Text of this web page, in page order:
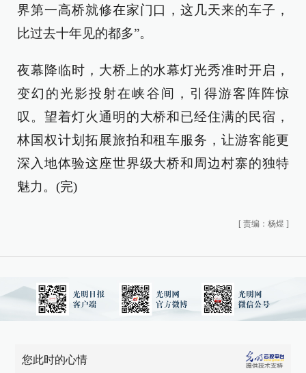
界第一高桥就修在家门口，这几天来的车子，
比过去十年见的都多”。
夜幕降临时，大桥上的水幕灯光秀准时开启，
变幻的光影投射在峡谷间，引得游客阵阵惊
叹。望着灯火通明的大桥和已经住满的民宿，
林国权计划拓展旅拍和租车服务，让游客能更
深入地体验这座世界级大桥和周边村寨的独特
魅力。(完)
[ 责编：杨煜 ]
您此时的心情